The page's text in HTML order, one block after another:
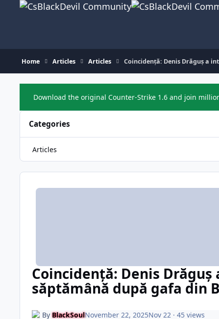
Skip to content
Home Articles Articles Coincidență: Denis Drăguș a
Download the original Counter-Strike 1.6 and join
Categories
Articles
Coincidență: Denis
săptămână după gafa din
ByBlackSoulNovember 22, 2025Nov 22· 45 views